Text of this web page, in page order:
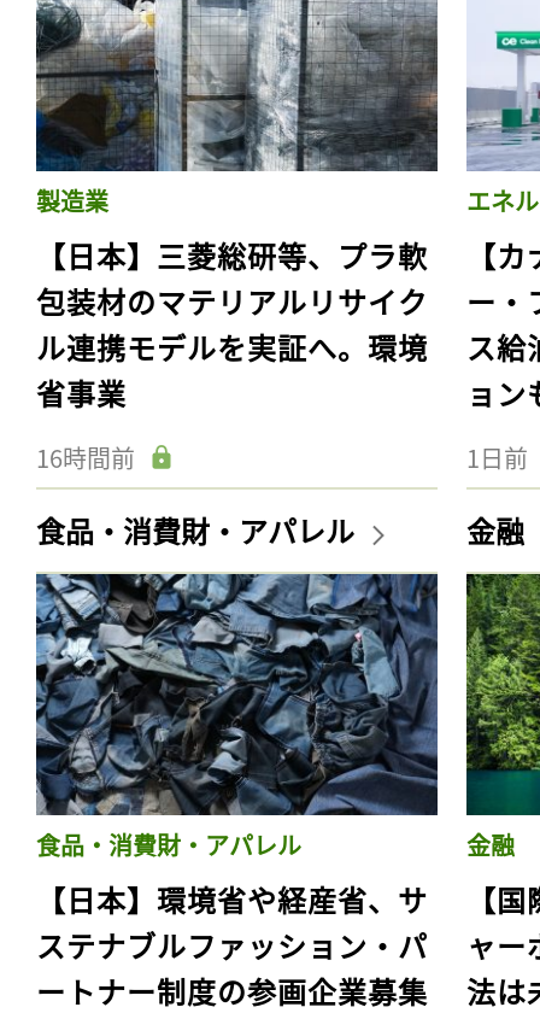
製造業
【日本】三菱総研等、プラ軟
包装材のマテリアルリサイク
ル連携モデルを実証へ。環境
省事業
16時間前
エネ
【
ー・
ス給
ョン
1日前
食品・消費財・アパレル
食品・消費財・アパレル
【日本】環境省や経産省、サ
ステナブルファッション・パ
ートナー制度の参画企業募集
金融
金融
【
ャー
法は